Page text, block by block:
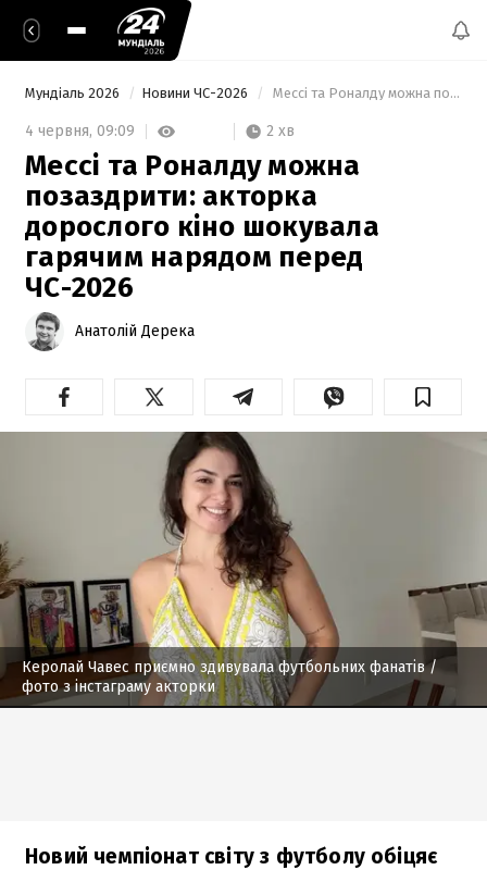
Мундіаль 2026 Новини ЧС-2026 Мессі та Роналду можна позаздрити: акторка дорослого кіно шокувала гарячим нарядом перед ЧС-2026
4 червня, 09:09 2 хв
Мессі та Роналду можна
позаздрити: акторка
дорослого кіно шокувала
гарячим нарядом перед
ЧС-2026
Анатолій Дерека
Керолай Чавес приємно здивувала футбольних фанатів/
фото з інстаграму акторки
Новий чемпіонат світу з футболу обіцяє